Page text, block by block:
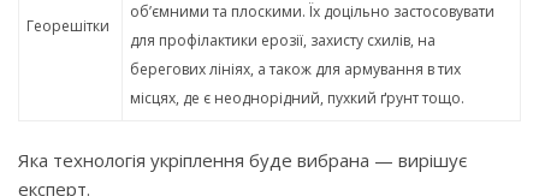
Георешітки
об’ємними та плоскими. Їх доцільно застосовувати
для профілактики ерозії, захисту схилів, на
берегових лініях, а також для армування в тих
місцях, де є неоднорідний, пухкий ґрунт тощо.
Яка технологія укріплення буде вибрана — вирішує
експерт.